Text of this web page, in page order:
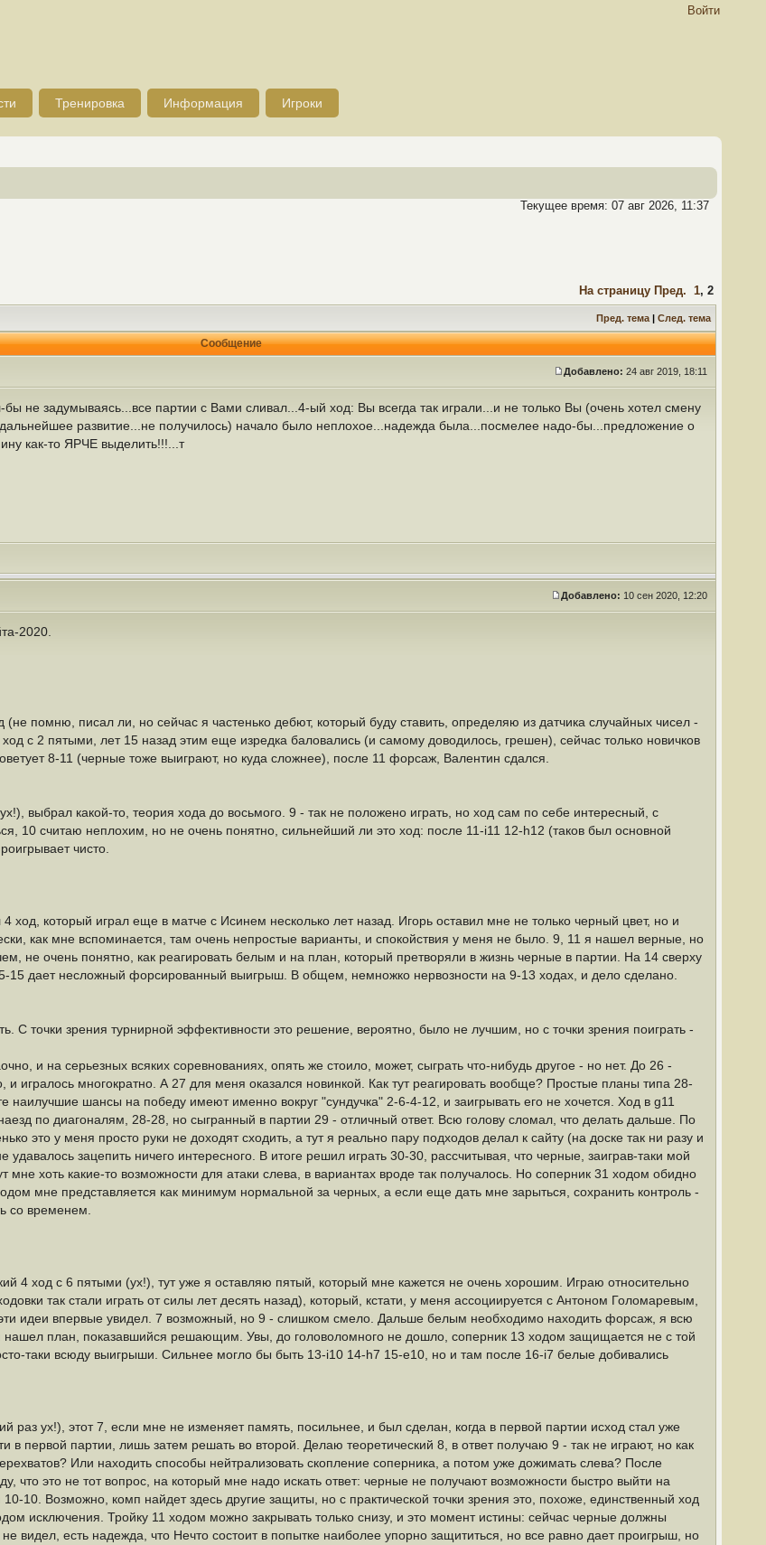
Войти
Тренировка Информация Игроки
Текущее время: 07 авг 2026, 11:37
На страницу Пред. 1, 2
Пред. тема | След. тема
Сообщение
Добавлено: 24 авг 2019, 18:11
не задумываясь...все партии с Вами сливал...4-ый ход: Вы всегда так играли...и не только Вы (очень хотел смену
развитие...не получилось) начало было неплохое...надежда была...посмелее надо-бы...предложение о
как-то ЯРЧЕ выделить!!!...т
Добавлено: 10 сен 2020, 12:20
2020.
(не помню, писал ли, но сейчас я частенько дебют, который буду ставить, определяю из датчика случайных чисел -
с 2 пятыми, лет 15 назад этим еще изредка баловались (и самому доводилось, грешен), сейчас только новичков
8-11 (черные тоже выиграют, но куда сложнее), после 11 форсаж, Валентин сдался.
выбрал какой-то, теория хода до восьмого. 9 - так не положено играть, но ход сам по себе интересный, с
10 считаю неплохим, но не очень понятно, сильнейший ли это ход: после 11-i11 12-h12 (таков был основной
чисто.
ход, который играл еще в матче с Исинем несколько лет назад. Игорь оставил мне не только черный цвет, но и
как мне вспоминается, там очень непростые варианты, и спокойствия у меня не было. 9, 11 я нашел верные, но
не очень понятно, как реагировать белым и на план, который претворяли в жизнь черные в партии. На 14 сверху
15 дает несложный форсированный выигрыш. В общем, немножко нервозности на 9-13 ходах, и дело сделано.
С точки зрения турнирной эффективности это решение, вероятно, было не лучшим, но с точки зрения поиграть -
и на серьезных всяких соревнованиях, опять же стоило, может, сыграть что-нибудь другое - но нет. До 26 -
и игралось многократно. А 27 для меня оказался новинкой. Как тут реагировать вообще? Простые планы типа 28-
наилучшие шансы на победу имеют именно вокруг "сундучка" 2-6-4-12, и заигрывать его не хочется. Ход в g11
по диагоналям, 28-28, но сыгранный в партии 29 - отличный ответ. Всю голову сломал, что делать дальше. По
это у меня просто руки не доходят сходить, а тут я реально пару подходов делал к сайту (на доске так ни разу и
удавалось зацепить ничего интересного. В итоге решил играть 30-30, рассчитывая, что черные, заиграв-таки мой
мне хоть какие-то возможности для атаки слева, в вариантах вроде так получалось. Но соперник 31 ходом обидно
мне представляется как минимум нормальной за черных, а если еще дать мне зарыться, сохранить контроль -
со временем.
4 ход с 6 пятыми (ух!), тут уже я оставляю пятый, который мне кажется не очень хорошим. Играю относительно
так стали играть от силы лет десять назад), который, кстати, у меня ассоциируется с Антоном Голомаревым,
идеи впервые увидел. 7 возможный, но 9 - слишком смело. Дальше белым необходимо находить форсаж, я всю
нашел план, показавшийся решающим. Увы, до головоломного не дошло, соперник 13 ходом защищается не с той
таки всюду выигрыши. Сильнее могло бы быть 13-i10 14-h7 15-e10, но и там после 16-i7 белые добивались
раз ух!), этот 7, если мне не изменяет память, посильнее, и был сделан, когда в первой партии исход стал уже
в первой партии, лишь затем решать во второй. Делаю теоретический 8, в ответ получаю 9 - так не играют, но как
Или находить способы нейтрализовать скопление соперника, а потом уже дожимать слева? После
что это не тот вопрос, на который мне надо искать ответ: черные не получают возможности быстро выйти на
10. Возможно, комп найдет здесь другие защиты, но с практической точки зрения это, похоже, единственный ход
исключения. Тройку 11 ходом можно закрывать только снизу, и это момент истины: сейчас черные должны
видел, есть надежда, что Нечто состоит в попытке наиболее упорно защититься, но все равно дает проигрыш, но